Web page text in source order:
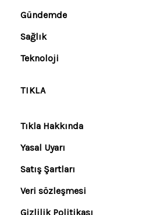
Gündemde
Sağlık
Teknoloji
TIKLA
Tıkla Hakkında
Yasal Uyarı
Satış Şartları
Veri sözleşmesi
Gizlilik Politikası